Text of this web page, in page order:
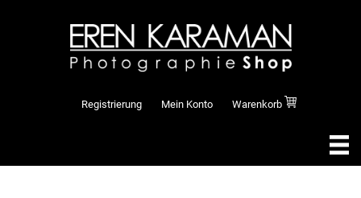
Registrierung Mein Konto Warenkorb